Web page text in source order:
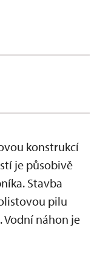
konstrukcí
je působivě
Stavba
pilu
Vodní náhon je